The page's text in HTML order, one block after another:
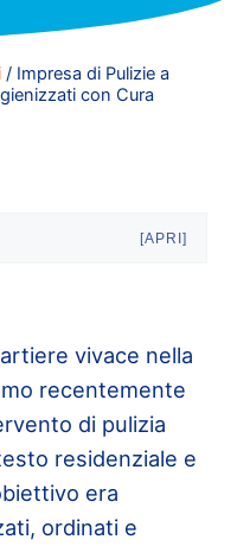
/Impresa di Pulizie a
con Cura
[APRI]
vivace nella
recentemente
di pulizia
residenziale e
era
ordinati e